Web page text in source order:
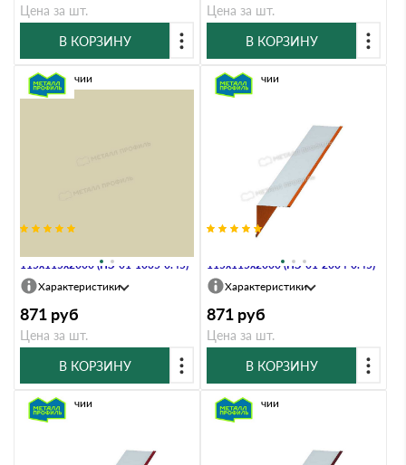
Цена за шт.
В КОРЗИНУ
Цена за шт.
В КОРЗИНУ
115х115х2000 (ПЭ-01-1035-0.45)
В наличии
Характеристики
871 руб
Цена за шт.
В КОРЗИНУ
115х115х2000 (ПЭ-01-2004-0.45)
В наличии
Характеристики
871 руб
Цена за шт.
В КОРЗИНУ
В наличии В наличии